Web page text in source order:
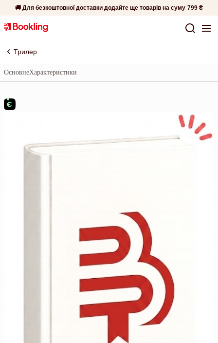
🚚 Для безкоштовної доставки додайте ще товарів на суму 799 ₴
Трилер
ОсновнеХарактеристики